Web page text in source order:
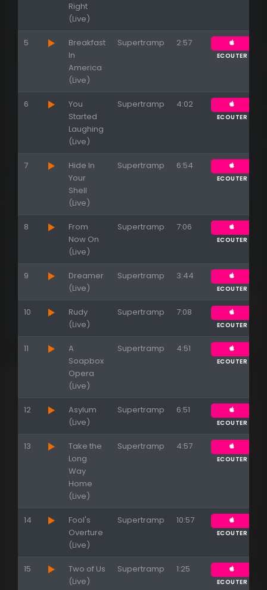
Appuyez sur ENTREE pour valider...
Right
(Live)
5
Breakfast
In
America
(Live)
Supertramp 2:57
ECOUTER
6
You
Started
Laughing
(Live)
Supertramp 4:02
ECOUTER
7
Hide In
Your
Shell
(Live)
Supertramp 6:54
ECOUTER
8
From
Now On
(Live)
Supertramp 7:06
ECOUTER
9
Dreamer
(Live)
Supertramp 3:44
ECOUTER
10
Rudy
(Live)
Supertramp 7:08
ECOUTER
11
A
Soapbox
Opera
(Live)
Supertramp 4:51
ECOUTER
12
Asylum
(Live)
Supertramp 6:51
ECOUTER
13
Take the
Long
Way
Home
(Live)
Supertramp 4:57
ECOUTER
14
Fool's
Overture
(Live)
Supertramp 10:57
ECOUTER
15
Two of Us
(Live)
Supertramp 1:25
ECOUTER